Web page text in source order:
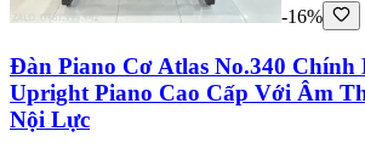
-16%
Đàn Piano Cơ Atlas No.340 Chính
Upright Piano Cao Cấp Với Âm
Nội Lực